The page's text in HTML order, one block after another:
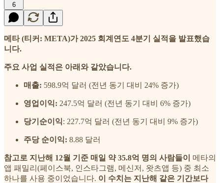
6
메타 (티커: META)가 2025 회계연도 4분기 실적을 발표했습
니다.
주요 사업 실적은 아래와 같았습니다.
매출: 598.9억 달러 (전년 동기 대비 24% 증가)
영업이익: 247.5억 달러 (전년 동기 대비 6% 증가)
당기순이익: 227.7억 달러 (전년 동기 대비 9% 증가)
주당 순이익: 8.88 달러
참고로 지난해 12월 기준 매일 약 35.8억 명의 사람들이 메타의
앱 패밀리(페이스북, 인스타그램, 메신저, 왓츠앱 등) 중 최소
하나를 사용 중이었습니다. 이 수치는 지난해 같은 기간보다